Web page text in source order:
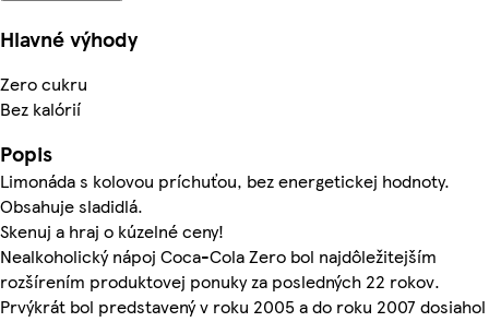
Hlavné výhody
Zero cukru
Bez kalórií
Popis
Limonáda s kolovou príchuťou, bez energetickej hodnoty.
Obsahuje sladidlá.
Skenuj a hraj o kúzelné ceny!
Nealkoholický nápoj Coca-Cola Zero bol najdôležitejším
rozšírením produktovej ponuky za posledných 22 rokov.
Prvýkrát bol predstavený v roku 2005 a do roku 2007 dosiahol